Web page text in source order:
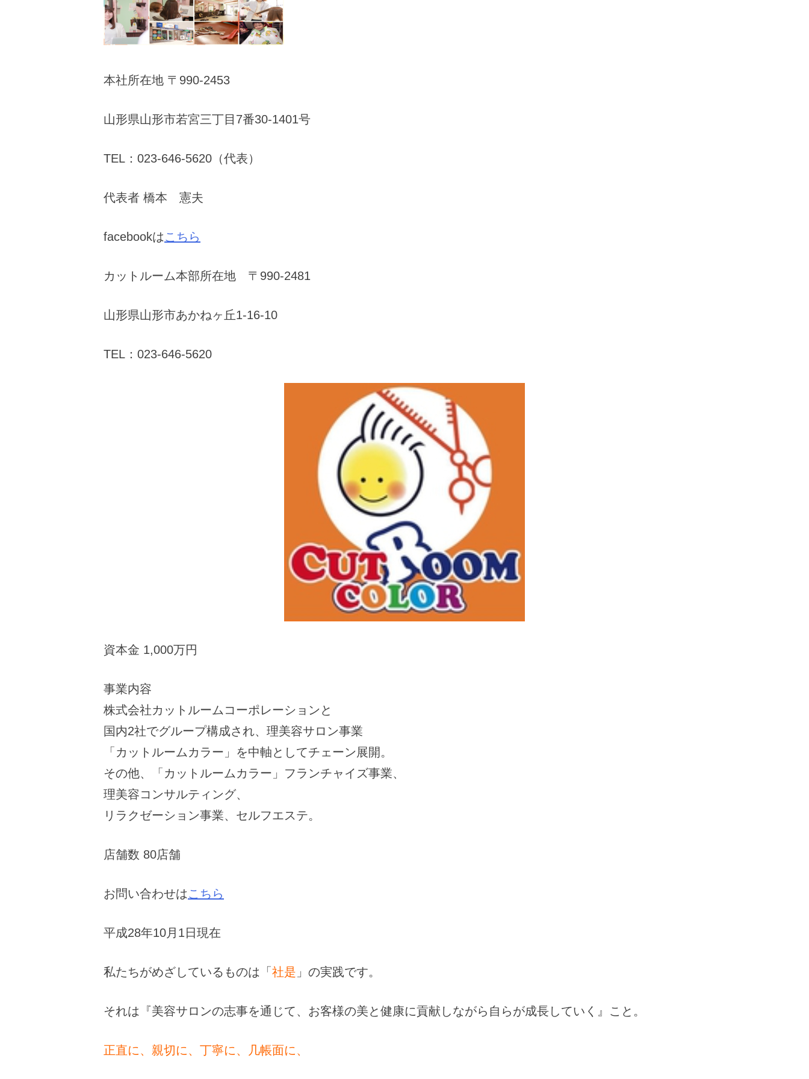
本社所在地 〒990-2453
山形県山形市若宮三丁目7番30-1401号
TEL：023-646-5620（代表）
代表者 橋本 憲夫
facebookはこちら
カットルーム本部所在地 〒990-2481
山形県山形市あかねヶ丘1-16-10
TEL：023-646-5620
資本金 1,000万円
事業内容
株式会社カットルームコーポレーションと
国内2社でグループ構成され、理美容サロン事業
「カットルームカラー」を中軸としてチェーン展開。
その他、「カットルームカラー」フランチャイズ事業、
理美容コンサルティング、
リラクゼーション事業、セルフエステ。
店舗数 80店舗
お問い合わせはこちら
平成28年10月1日現在
私たちがめざしているものは「 社是 」の実践です。
それは『美容サロンの志事を通じて、お客様の美と健康に貢献しながら自らが成長していく』こと。
正直に、親切に、丁寧に、几帳面に、